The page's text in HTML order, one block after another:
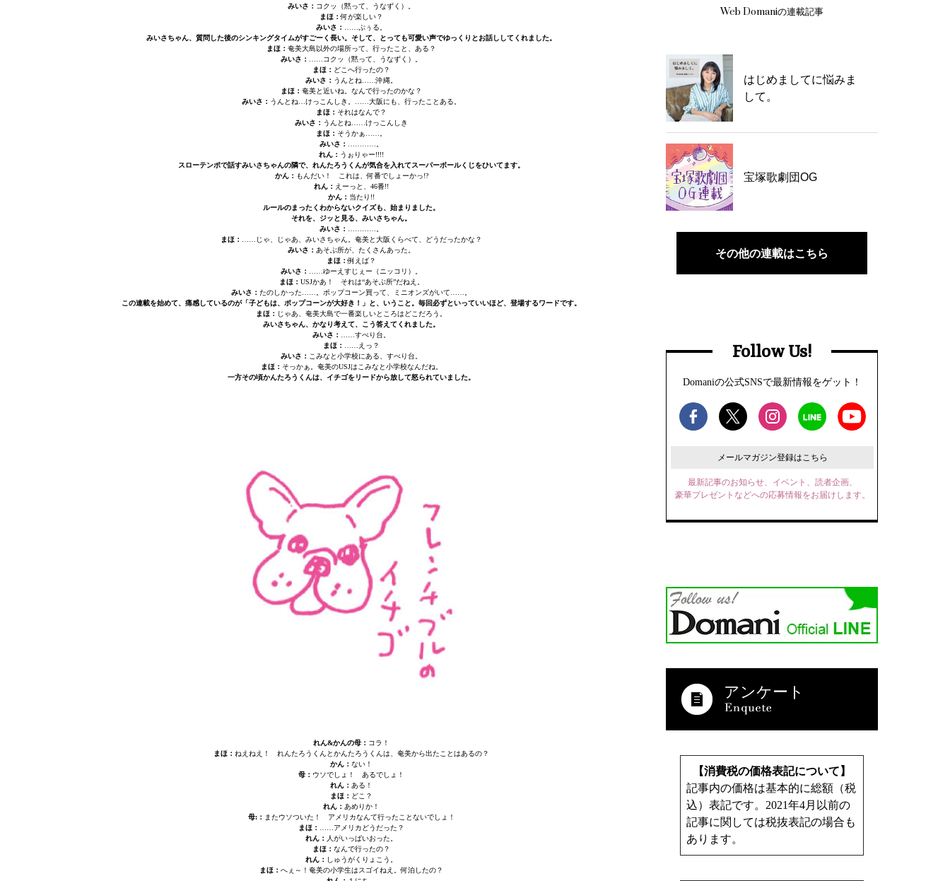
みいさ： コクッ（黙って、うなずく）。
まほ：何が楽しい？
みいさ：
……ぷぅる。
みいさちゃん、質問した後のシンキングタイムがすごーく長い。そして、とっても可愛い声でゆっくりとお話ししてくれました。
まほ： 奄美大島以外の場所って、行ったこと、ある？
みいさ：
……コクッ（黙って、うなずく）。
まほ： どこへ行ったの？
みいさ： うんとね……沖縄。
まほ： 奄美と近いね。なんで行ったのかな？
みいさ： うんとね…けっこんしき。……大阪にも、行ったことある。
まほ： それはなんで？
みいさ： うんとね……けっこんしき
まほ： そうかぁ……。
みいさ：
れん： うぉりゃー!!!!
スローテンポで話すみいさちゃんの隣で、れんたろうくんが気合を入れてスーパーボールくじをひいてます。
かん： もんだい！ これは、何番でしょーかっ!?
れん： えーっと、46番!!
かん： 当たり!!
ルールのまったくわからないクイズも、始まりました。
それを、ジッと見る、みいさちゃん。
みいさ：
まほ：
……じゃ、じゃあ、みいさちゃん。奄美と大阪くらべて、どうだったかな？
みいさ： あそぶ所が、たくさんあった。
まほ：例えば？
みいさ：
……ゆーえすじぇー（ニッコリ）。
まほ： USJかあ！ それは“あそぶ所”だねえ。
みいさ： たのしかった……。ポップコーン買って、ミニオンズがいて……。
この連載を始めて、痛感しているのが「子どもは、ポップコーンが大好き！」と、いうこと。毎回必ずといっていいほど、登場するワードです。
まほ： じゃあ、奄美大島で一番楽しいところはどこだろう。
みいさちゃん、かなり考えて、こう答えてくれました。
みいさ：
……すべり台。
まほ：
……えっ？
みいさ： こみなと小学校にある、すべり台。
まほ： そっかぁ。奄美のUSJはこみなと小学校なんだね。
一方その頃かんたろうくんは、イチゴをリードから放して怒られていました。
れん&かんの母： コラ！
まほ： ねえねえ！ れんたろうくんとかんたろうくんは、奄美から出たことはあるの？
かん： ない！
母： ウソでしょ！ あるでしょ！
れん： ある！
まほ： どこ？
れん： あめりか！
母:： またウソついた！ アメリカなんて行ったことないでしょ！
まほ：
……アメリカどうだった？
れん： 人がいっぱいおった。
まほ： なんで行ったの？
れん： しゅうがくりょこう。
まほ： へぇ～！奄美の小学生はスゴイねえ。何泊したの？
Web Domaniの連載記事
はじめましてに悩みま
して。
宝塚歌劇団OG
その他の連載はこちら
Follow Us!
Domaniの公式SNSで最新情報をゲット！
メールマガジン登録はこちら
最新記事のお知らせ、イベント、読者企画、
豪華プレゼントなどへの応募情報をお届けします。
アンケート
【消費税の価格表記について】
記事内の価格は基本的に総額（税
込）表記です。2021年4月以前の
記事に関しては税抜表記の場合も
あります。